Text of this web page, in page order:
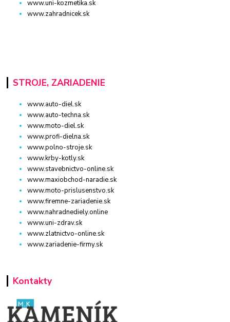
www.uni-kozmetika.sk
www.zahradnicek.sk
STROJE, ZARIADENIE
www.auto-diel.sk
www.auto-techna.sk
www.moto-diel.sk
www.profi-dielna.sk
www.polno-stroje.sk
www.krby-kotly.sk
www.stavebnictvo-online.sk
www.maxiobchod-naradie.sk
www.moto-prislusenstvo.sk
www.firemne-zariadenie.sk
www.nahradnediely.online
www.uni-zdrav.sk
www.zlatnictvo-online.sk
www.zariadenie-firmy.sk
Kontakty